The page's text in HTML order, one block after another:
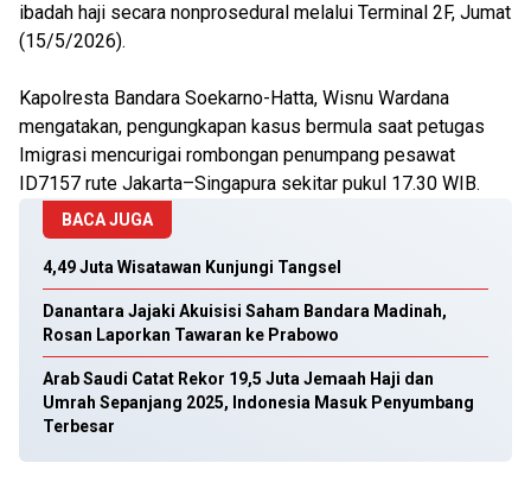
ibadah haji secara nonprosedural melalui Terminal 2F, Jumat
(15/5/2026).
Kapolresta Bandara Soekarno-Hatta, Wisnu Wardana
mengatakan, pengungkapan kasus bermula saat petugas
Imigrasi mencurigai rombongan penumpang pesawat
ID7157 rute Jakarta–Singapura sekitar pukul 17.30 WIB.
BACA JUGA
4,49 Juta Wisatawan Kunjungi Tangsel
Danantara Jajaki Akuisisi Saham Bandara Madinah,
Rosan Laporkan Tawaran ke Prabowo
Arab Saudi Catat Rekor 19,5 Juta Jemaah Haji dan
Umrah Sepanjang 2025, Indonesia Masuk Penyumbang
Terbesar